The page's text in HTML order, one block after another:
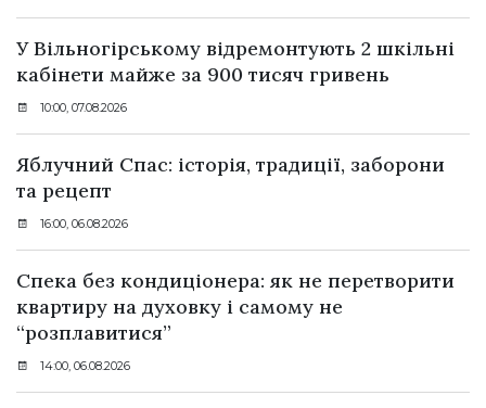
У Вільногірському відремонтують 2 шкільні
кабінети майже за 900 тисяч гривень
10:00, 07.08.2026
Яблучний Спас: історія, традиції, заборони
та рецепт
16:00, 06.08.2026
Спека без кондиціонера: як не перетворити
квартиру на духовку і самому не
“розплавитися”
14:00, 06.08.2026